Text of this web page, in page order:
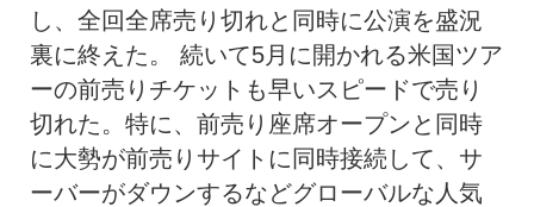
し、全回全席売り切れと同時に公演を盛況
裏に終えた。 続いて5月に開かれる米国ツア
ーの前売りチケットも早いスピードで売り
切れた。特に、前売り座席オープンと同時
に大勢が前売りサイトに同時接続して、サ
ーバーがダウンするなどグローバルな人気